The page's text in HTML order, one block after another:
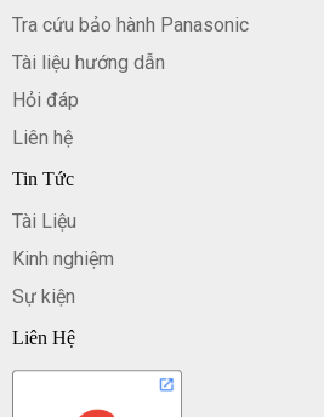
Tra cứu bảo hành Panasonic
Tài liệu hướng dẫn
Hỏi đáp
Liên hệ
Tin Tức
Tài Liệu
Kinh nghiệm
Sự kiện
Liên Hệ